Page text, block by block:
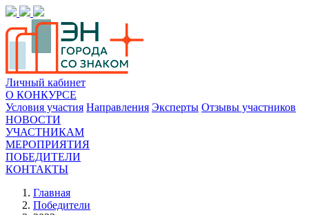
Личный кабинет
О КОНКУРСЕ
Условия участия Направления Эксперты Отзывы участников
НОВОСТИ
УЧАСТНИКАМ
МЕРОПРИЯТИЯ
ПОБЕДИТЕЛИ
КОНТАКТЫ
Главная
Победители